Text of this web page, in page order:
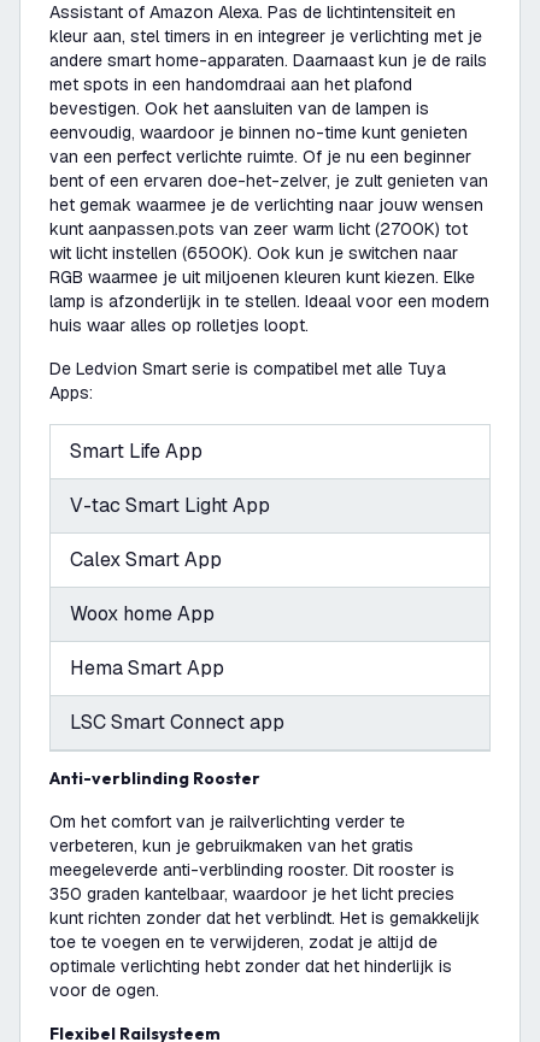
Assistant of Amazon Alexa. Pas de lichtintensiteit en
kleur aan, stel timers in en integreer je verlichting met je
andere smart home-apparaten. Daarnaast kun je de rails
met spots in een handomdraai aan het plafond
bevestigen. Ook het aansluiten van de lampen is
eenvoudig, waardoor je binnen no-time kunt genieten
van een perfect verlichte ruimte. Of je nu een beginner
bent of een ervaren doe-het-zelver, je zult genieten van
het gemak waarmee je de verlichting naar jouw wensen
kunt aanpassen.pots van zeer warm licht (2700K) tot
wit licht instellen (6500K). Ook kun je switchen naar
RGB waarmee je uit miljoenen kleuren kunt kiezen. Elke
lamp is afzonderlijk in te stellen. Ideaal voor een modern
huis waar alles op rolletjes loopt.
De Ledvion Smart serie is compatibel met alle Tuya
Apps:
Smart Life App
V-tac Smart Light App
Calex Smart App
Woox home App
Hema Smart App
LSC Smart Connect app
Anti-verblinding Rooster
Om het comfort van je railverlichting verder te
verbeteren, kun je gebruikmaken van het gratis
meegeleverde anti-verblinding rooster. Dit rooster is
350 graden kantelbaar, waardoor je het licht precies
kunt richten zonder dat het verblindt. Het is gemakkelijk
toe te voegen en te verwijderen, zodat je altijd de
optimale verlichting hebt zonder dat het hinderlijk is
voor de ogen.
Flexibel Railsysteem